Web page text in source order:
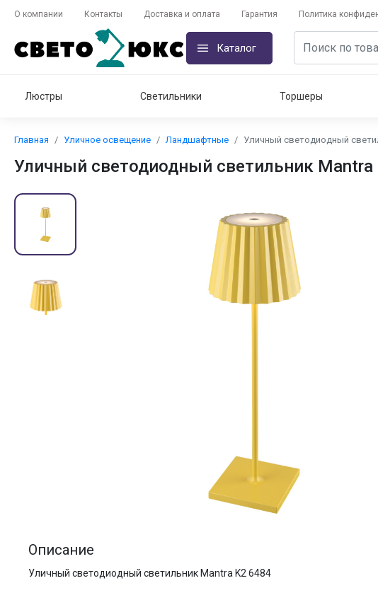
О компании Контакты Доставка и оплата Гарантия Политика
Каталог
Люстры Светильники Торшеры
Главная Уличное освещение Ландшафтные Уличный светодиодный
Уличный светодиодный светильник Mantra
Описание
Уличный светодиодный светильник Mantra K2 6484